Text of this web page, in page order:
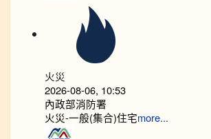
火災
2026-08-06, 10:53
內政部消防署
火災-一般(集合)住宅more...